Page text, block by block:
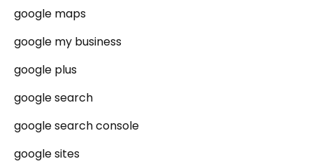
google maps
google my business
google plus
google search
google search console
google sites